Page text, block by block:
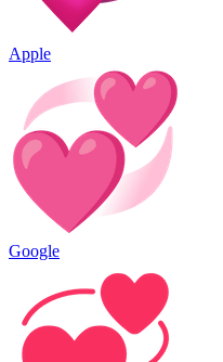
Apple
Google